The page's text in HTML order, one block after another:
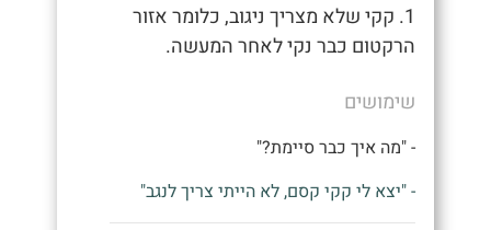
1. קקי שלא מצריך ניגוב, כלומר אזור
הרקטום כבר נקי לאחר המעשה.
שימושים
- "מה איך כבר סיימת?"
- "יצא לי קקי קסם, לא הייתי צריך לנגב"